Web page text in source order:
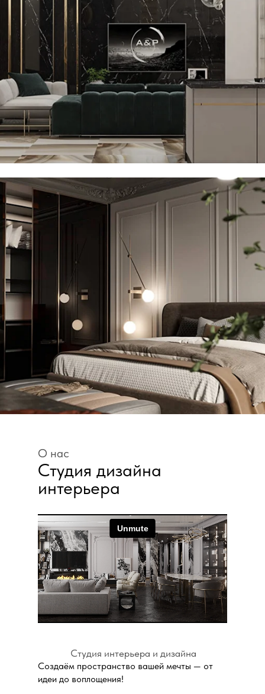
О нас
Студия интерьера и дизайна
Студия дизайна
интерьера
Создаём пространство вашей мечты — от
идеи до воплощения!